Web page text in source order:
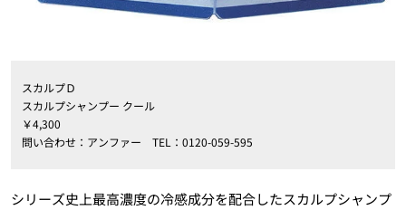
スカルプＤ
スカルプシャンプー クール
￥4,300
問い合わせ：アンファー TEL：0120-059-595
シリーズ史上最高濃度の冷感成分を配合したスカルプシャンプ